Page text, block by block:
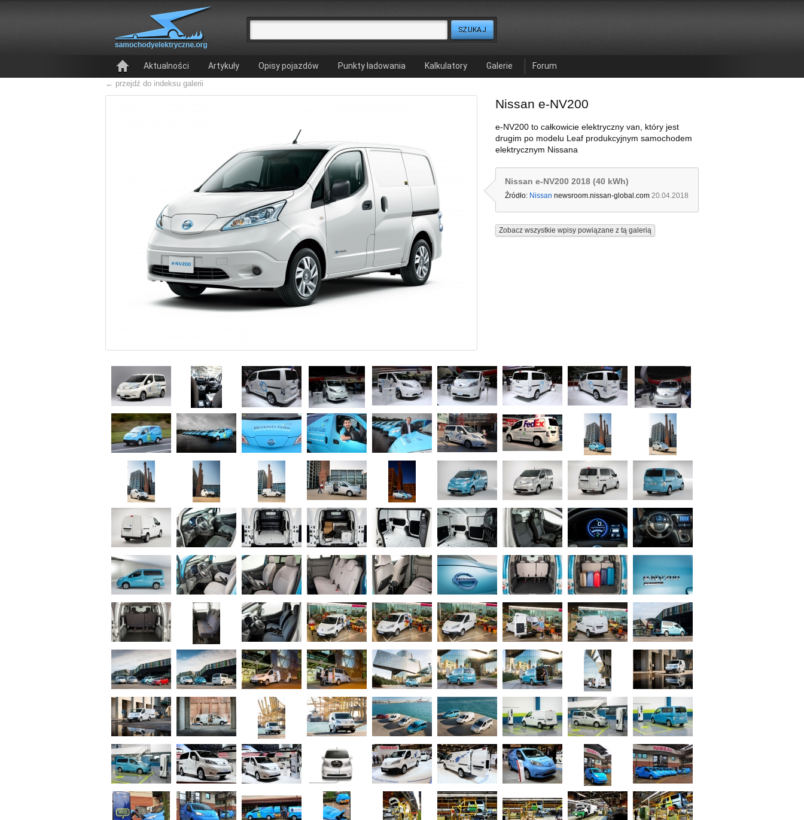
Aktualności Artykuły Opisy pojazdów Punkty ładowania Kalkulatory Galerie Forum
← przejdź do indeksu galerii
Nissan e-NV200
e-NV200 to całkowicie elektryczny van, który jest
drugim po modelu Leaf produkcyjnym samochodem
elektrycznym Nissana
Nissan e-NV200 2018 (40 kWh)
Źródło: Nissan newsroom.nissan-global.com 20.04.2018
Zobacz wszystkie wpisy powiązane z tą galerią